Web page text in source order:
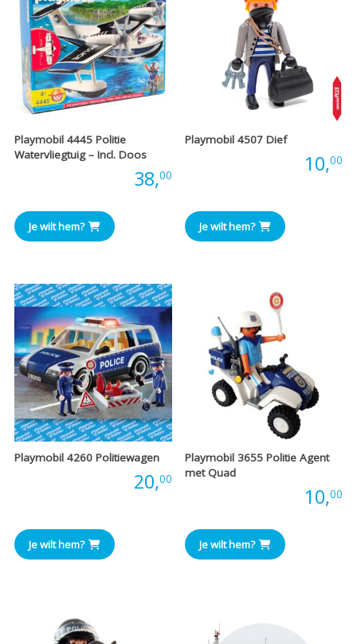
Playmobil 4445 Politie
Watervliegtuig – Incl. Doos
38,00
Je wilt hem?
Playmobil 4507 Dief
10,00
Je wilt hem?
Playmobil 4260 Politiewagen
20,00
Je wilt hem?
Playmobil 3655 Politie Agent
met Quad
10,00
Je wilt hem?